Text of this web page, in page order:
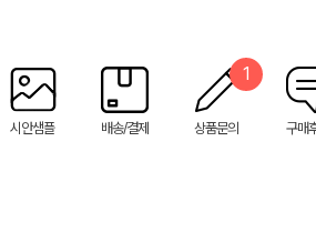
시안샘플 배송/결제 상품문의
1
구매